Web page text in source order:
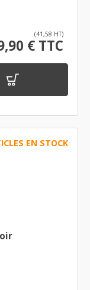
(41,58 HT)
€ TTC
EN STOCK